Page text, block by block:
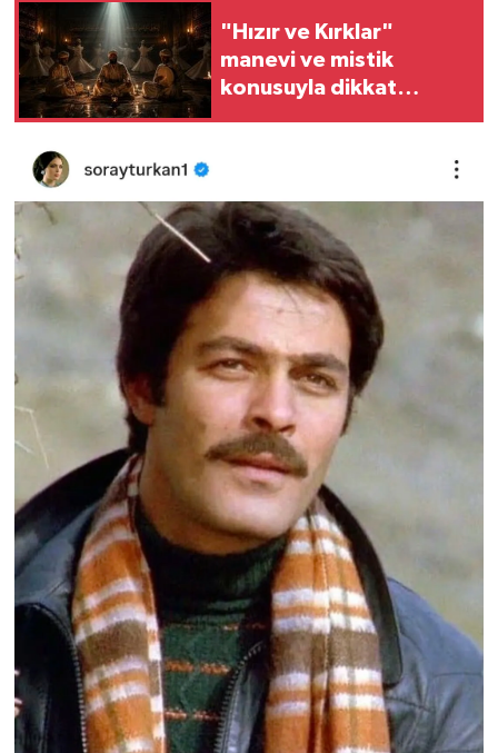
"Hızır ve Kırklar"
manevi ve mistik
konusuyla dikkat